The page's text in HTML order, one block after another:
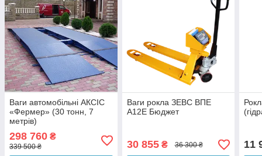
Ваги автомобільні АКСІС
«Фермер» (30 тонн, 7
метрів)
298 760 ₴
339 500 ₴
Ваги рокла ЗЕВС ВПЕ
А12Е Бюджет
30 855₴ 36 300 ₴ 11